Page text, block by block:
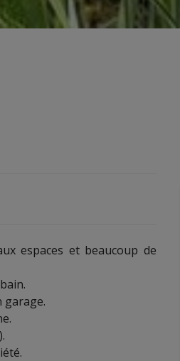
espaces et beaucoup de
garage.